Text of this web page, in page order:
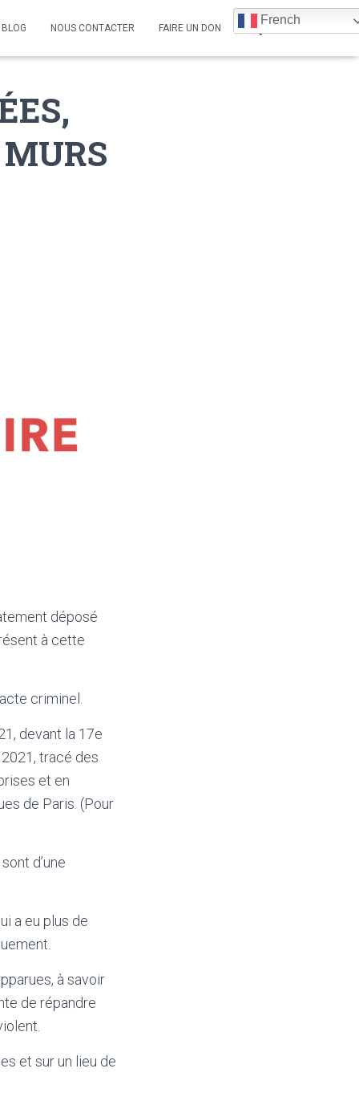
BLOG NOUS CONTACTER FAIRE UN DON
French
MURS
déposé
à cette
criminel.
devant la 17e
tracé des
et en
de Paris. (Pour
d’une
a eu plus de
à savoir
de répandre
et sur un lieu de